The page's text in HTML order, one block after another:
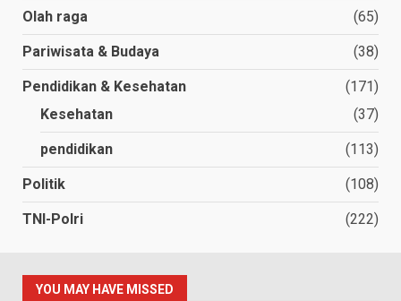
Olah raga (65)
Pariwisata & Budaya (38)
Pendidikan & Kesehatan
(171)
Kesehatan
(37)
pendidikan (113)
Politik (108)
TNI-Polri (222)
YOU MAY HAVE MISSED